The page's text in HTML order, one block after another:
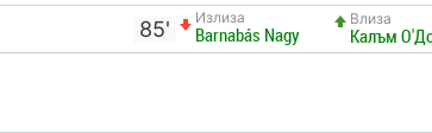
85' Излиза
Barnabás Nagy
Влиза
Калъм